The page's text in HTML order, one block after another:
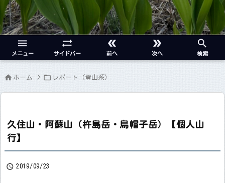

メニュー

サイドバー

前へ

次へ

検索
 ホーム >  レポート（登山系）
久住山・阿蘇山（杵島岳・烏帽子岳）【個人山
行】
 2019/09/23